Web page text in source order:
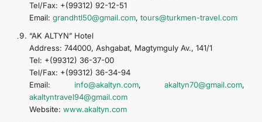
Tel/Fax: +(99312) 92-12-51
Email: grandhtl50@gmail.com, tours@turkmen-travel.com
“AK ALTYN” Hotel
Address: 744000, Ashgabat, Magtymguly Av., 141/1
Tel: +(99312) 36-37-00
Tel/Fax: +(99312) 36-34-94
Email: info@akaltyn.com, akaltyn70@gmail.com,
akaltyntravel94@gmail.com
Website: www.akaltyn.com